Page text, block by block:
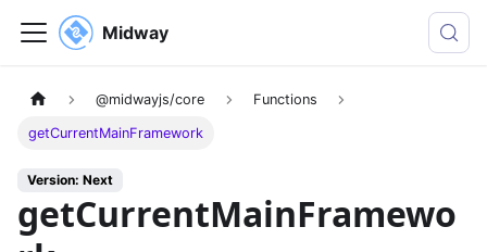
Midway
@midwayjs/core Functions
getCurrentMainFramework
Version: Next
getCurrentMainFramewo